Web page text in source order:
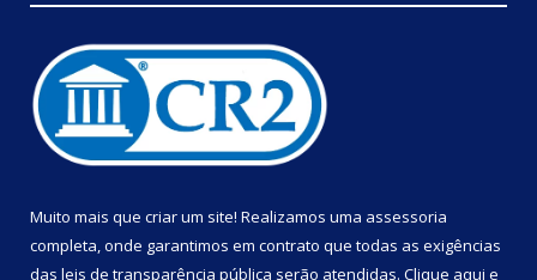
Muito mais que criar um site! Realizamos uma assessoria
completa, onde garantimos em contrato que todas as exigências
das leis de transparência pública serão atendidas. Clique aqui e